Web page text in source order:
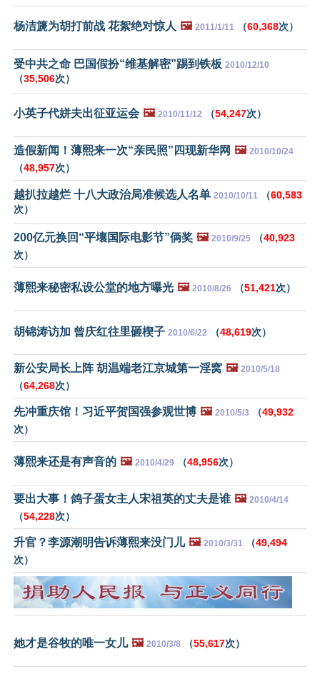
杨洁篪为胡打前战 花絮绝对惊人 🖼️ 2011/1/11 （60,368次）
受中共之命 巴国假扮“维基解密”踢到铁板 2010/12/10
（35,506次）
小英子代姘夫出征亚运会 🖼️ 2010/11/12 （54,247次）
造假新闻！薄熙来一次“亲民照”四现新华网 🖼️ 2010/10/24
（48,957次）
越扒拉越烂 十八大政治局准候选人名单 2010/10/11 （60,583
次）
200亿元换回“平壤国际电影节”俩奖 🖼️ 2010/9/25 （40,923
次）
薄熙来秘密私设公堂的地方曝光 🖼️ 2010/8/26 （51,421次）
胡锦涛访加 曾庆红往里砸楔子 2010/6/22 （48,619次）
新公安局长上阵 胡温端老江京城第一淫窝 🖼️ 2010/5/18
（64,268次）
先冲重庆馆！习近平贺国强参观世博 🖼️ 2010/5/3 （49,932
次）
薄熙来还是有声音的 🖼️ 2010/4/29 （48,956次）
要出大事！鸽子蛋女主人宋祖英的丈夫是谁 🖼️ 2010/4/14
（54,228次）
升官？李源潮明告诉薄熙来没门儿 🖼️ 2010/3/31 （49,494
次）
她才是谷牧的唯一女儿 🖼️ 2010/3/8 （55,617次）